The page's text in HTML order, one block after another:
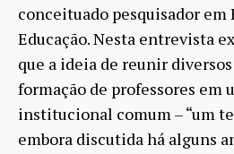
conceituado pesquisador em
Educação. Nesta entrevista
que a ideia de reunir
formação de professores em
institucional comum – “um
embora discutida há alguns